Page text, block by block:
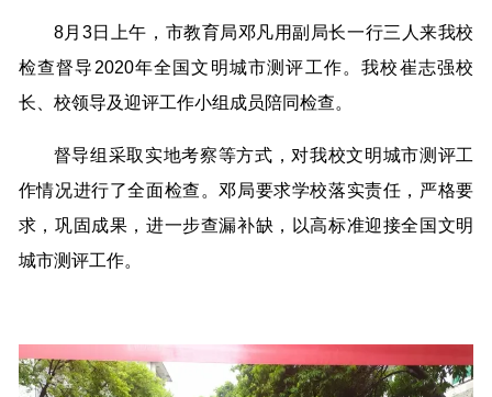
8月3日上午，市教育局邓凡用副局长一行三人来我校
检查督导2020年全国文明城市测评工作。我校崔志强校
长、校领导及迎评工作小组成员陪同检查。
督导组采取实地考察等方式，对我校文明城市测评工
作情况进行了全面检查。邓局要求学校落实责任，严格要
求，巩固成果，进一步查漏补缺，以高标准迎接全国文明
城市测评工作。